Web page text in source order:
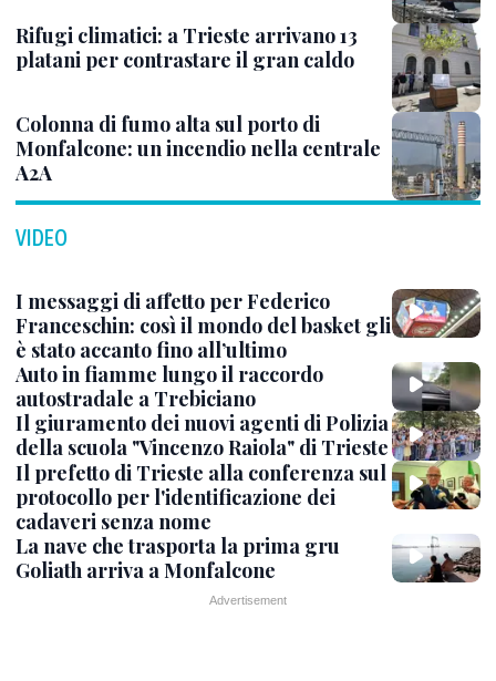
Rifugi climatici: a Trieste arrivano 13
platani per contrastare il gran caldo
Colonna di fumo alta sul porto di
Monfalcone: un incendio nella centrale
A2A
VIDEO
I messaggi di affetto per Federico
Franceschin: così il mondo del basket gli
è stato accanto fino all’ultimo
Auto in fiamme lungo il raccordo
autostradale a Trebiciano
Il giuramento dei nuovi agenti di Polizia
della scuola "Vincenzo Raiola" di Trieste
Il prefetto di Trieste alla conferenza sul
protocollo per l'identificazione dei
cadaveri senza nome
La nave che trasporta la prima gru
Goliath arriva a Monfalcone